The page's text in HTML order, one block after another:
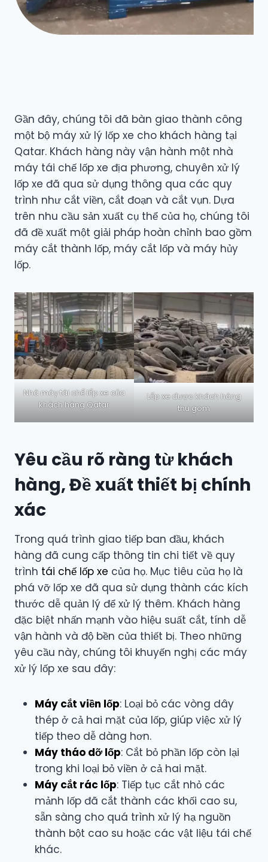
Gần đây, chúng tôi đã bàn giao thành công
một bộ máy xử lý lốp xe cho khách hàng tại
Qatar. Khách hàng này vận hành một nhà
máy tái chế lốp xe địa phương, chuyên xử lý
lốp xe đã qua sử dụng thông qua các quy
trình như cắt viền, cắt đoạn và cắt vụn. Dựa
trên nhu cầu sản xuất cụ thể của họ, chúng tôi
đã đề xuất một giải pháp hoàn chỉnh bao gồm
máy cắt thành lốp, máy cắt lốp và máy hủy
lốp.
Nhà máy tái chế lốp xe của
khách hàng Qatar
Lốp xe được khách hàng
thu gom
Yêu cầu rõ ràng từ khách
hàng, Đề xuất thiết bị chính
xác
Trong quá trình giao tiếp ban đầu, khách
hàng đã cung cấp thông tin chi tiết về quy
trình tái chế lốp xe của họ. Mục tiêu của họ là
phá vỡ lốp xe đã qua sử dụng thành các kích
thước dễ quản lý để xử lý thêm. Khách hàng
đặc biệt nhấn mạnh vào hiệu suất cắt, tính dễ
vận hành và độ bền của thiết bị. Theo những
yêu cầu này, chúng tôi khuyến nghị các máy
xử lý lốp xe sau đây:
Máy cắt viền lốp: Loại bỏ các vòng dây
thép ở cả hai mặt của lốp, giúp việc xử lý
tiếp theo dễ dàng hơn.
Máy tháo dỡ lốp: Cắt bỏ phần lốp còn lại
trong khi loại bỏ viền ở cả hai mặt.
Máy cắt rác lốp: Tiếp tục cắt nhỏ các
mảnh lốp đã cắt thành các khối cao su,
sẵn sàng cho quá trình xử lý hạ nguồn
thành bột cao su hoặc các vật liệu tái chế
khác.